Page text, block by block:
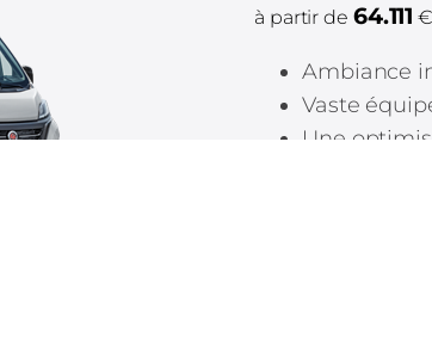
à partir de 64.111 €
Ambiance
Vaste
Une